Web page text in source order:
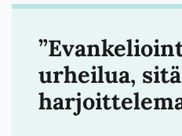
urheilua,